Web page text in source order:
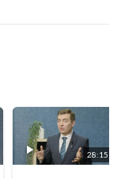
28:15